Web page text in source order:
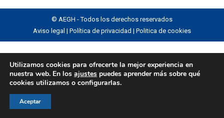
© AEGH - Todos los derechos reservados
Aviso legal | Política de privacidad | Politica de cookies
Utilizamos cookies para ofrecerte la mejor experiencia en
nuestra web. En los ajustes puedes aprender más sobre qué
cookies utilizamos o configurarlas.
Aceptar